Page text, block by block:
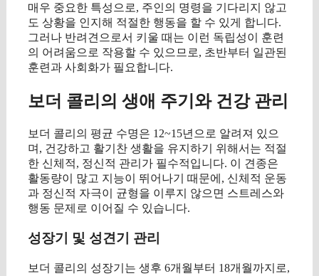
매우 중요한 특성으로, 주인의 명령을 기다리지 않고
도 상황을 인지해 적절한 행동을 할 수 있게 합니다.
그러나 반려견으로서 키울 때는 이런 독립성이 훈련
의 어려움으로 작용할 수 있으므로, 초반부터 일관된
훈련과 사회화가 필요합니다.
보더 콜리의 생애 주기와 건강 관리
보더 콜리의 평균 수명은 12~15년으로 알려져 있으
며, 건강하고 활기찬 생활을 유지하기 위해서는 적절
한 신체적, 정신적 관리가 필수적입니다. 이 견종은
활동량이 많고 지능이 뛰어나기 때문에, 신체적 운동
과 정신적 자극이 균형을 이루지 않으면 스트레스와
행동 문제로 이어질 수 있습니다.
성장기 및 성견기 관리
보더 콜리의 성장기는 생후 6개월부터 18개월까지로,